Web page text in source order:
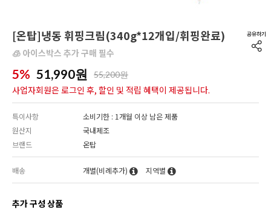
[온탑]냉동 휘핑크림(340g*12개입/휘핑완료)
🧊 아이스박스 추가 구매 필수
5% 51,990원 55,200원
사업자회원은 로그인 후, 할인 및 적립 혜택이 제공됩니다.
특이사항
소비기한 : 1개월 이상 남은 제품
원산지
국내제조
브랜드
온탑
배송 개별(비례추가) 지역별
추가 구성 상품